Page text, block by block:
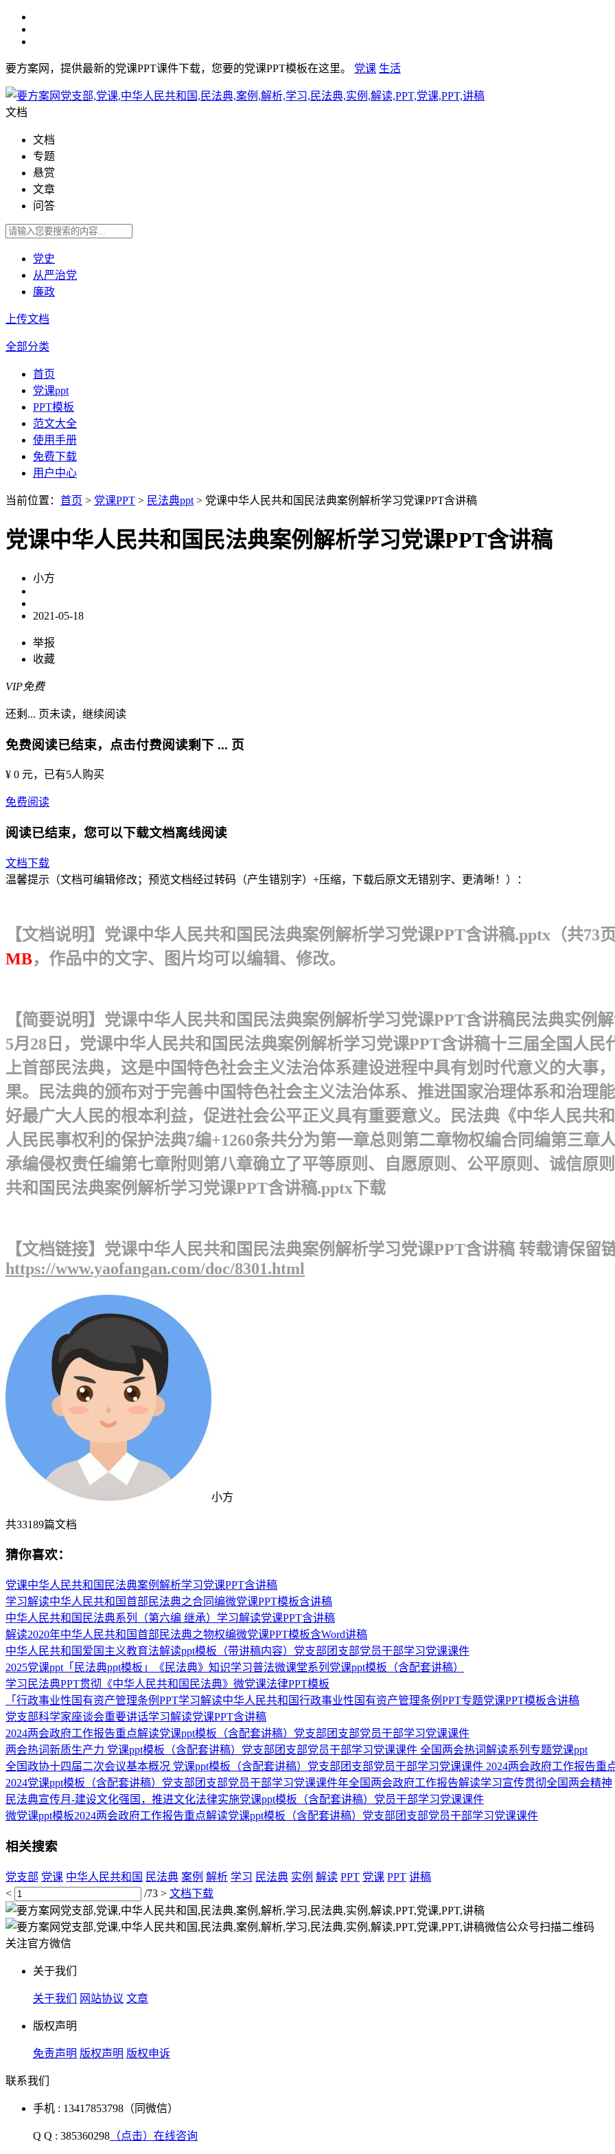
要方案网，提供最新的党课PPT课件下载，您要的党课PPT模板在这里。 党课 生活
文档
文档
专题
悬赏
文章
问答
党史
从严治党
廉政
上传文档
全部分类
首页
党课ppt
PPT模板
范文大全
使用手册
免费下载
用户中心
当前位置： 首页 > 党课PPT > 民法典ppt > 党课中华人民共和国民法典案例解析学习党课PPT含讲稿
党课中华人民共和国民法典案例解析学习党课PPT含讲稿
小方
2021-05-18
举报
收藏
VIP免费
还剩 ... 页未读， 继续阅读
免费阅读已结束，点击付费阅读剩下 ... 页
¥ 0 元，已有5人购买
免费阅读
阅读已结束，您可以下载文档离线阅读
文档下载
温馨提示（文档可编辑修改；预览文档经过转码（产生错别字）+压缩，下载后原文无错别字、更清晰！）：
【文档说明】党课中华人民共和国民法典案例解析学习党课PPT含讲稿.pptx（共73
MB，作品中的文字、图片均可以编辑、修改。
【简要说明】党课中华人民共和国民法典案例解析学习党课PPT含讲稿 民法典实例
5月28日，党课中华人民共和国民法典案例解析学习党课PPT含讲稿十三届全国人
上首部民法典，这是中国特色社会主义法治体系建设进程中具有划时代意义的大事
果。民法典的颁布对于完善中国特色社会主义法治体系、推进国家治理体系和治理
好最广大人民的根本利益，促进社会公平正义具有重要意义。民法典 《中华人民共
人民民事权利的保护法典7编+1260条共分为第一章总则第二章物权编合同编第三章
承编侵权责任编第七章附则第八章 确立了平等原则、自愿原则、公平原则、诚信原
共和国民法典案例解析学习党课PPT含讲稿.pptx下载
【文档链接】党课中华人民共和国民法典案例解析学习党课PPT含讲稿 转载请保留
https://www.yaofangan.com/doc/8301.html
小方
共33189篇文档
猜你喜欢：
党课中华人民共和国民法典案例解析学习党课PPT含讲稿
学习解读中华人民共和国首部民法典之合同编微党课PPT模板含讲稿
中华人民共和国民法典系列（第六编 继承）学习解读党课PPT含讲稿
解读2020年中华人民共和国首部民法典之物权编微党课PPT模板含Word讲稿
中华人民共和国爱国主义教育法解读ppt模板（带讲稿内容）党支部团支部党员干部学习党课课件
2025党课ppt「民法典ppt模板」《民法典》知识学习普法微课堂系列党课ppt模板（含配套讲稿）
学习民法典PPT贯彻《中华人民共和国民法典》微党课法律PPT模板
「行政事业性国有资产管理条例PPT学习解读中华人民共和国行政事业性国有资产管理条例PPT专题党课PPT模板含讲稿
党支部科学家座谈会重要讲话学习解读党课PPT含讲稿
2024两会政府工作报告重点解读党课ppt模板（含配套讲稿）党支部团支部党员干部学习党课课件
两会热词新质生产力 党课ppt模板（含配套讲稿）党支部团支部党员干部学习党课课件 全国两会热词解读系列专题党课ppt
全国政协十四届二次会议基本概况 党课ppt模板（含配套讲稿）党支部团支部党员干部学习党课课件 2024两会政府工作报告重
2024党课ppt模板（含配套讲稿）党支部团支部党员干部学习党课课件年全国两会政府工作报告解读学习宣传贯彻全国两会精神
民法典宣传月-建设文化强国，推进文化法律实施党课ppt模板（含配套讲稿）党员干部学习党课课件
微党课ppt模板2024两会政府工作报告重点解读党课ppt模板（含配套讲稿）党支部团支部党员干部学习党课课件
相关搜索
党支部 党课 中华人民共和国 民法典 案例 解析 学习 民法典 实例 解读 PPT 党课 PPT 讲稿
<
/73 > 文档下载
扫描二维码
关注官方微信
关于我们
关于我们 网站协议 文章
版权声明
免责声明 版权声明 版权申诉
联系我们
手机 : 13417853798（同微信）
Q Q : 385360298 （点击）在线咨询